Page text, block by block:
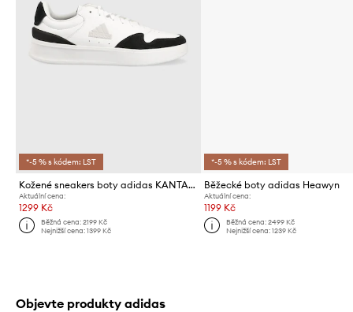
*-5 % s kódem: LST
Kožené sneakers boty adidas KANTANA
Aktuální cena:
1299 Kč
Běžná cena:2199 Kč
Nejnižší cena:1399 Kč
*-5 % s kódem: LST
Běžecké boty adidas Heawyn
Aktuální cena:
1199 Kč
Běžná cena: 2499 Kč
Nejnižší cena: 1239 Kč
Objevte produkty adidas